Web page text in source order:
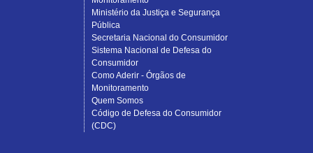
Ministério da Justiça e Segurança
Pública
Secretaria Nacional do Consumidor
Sistema Nacional de Defesa do
Consumidor
Como Aderir - Órgãos de
Monitoramento
Quem Somos
Código de Defesa do Consumidor
(CDC)